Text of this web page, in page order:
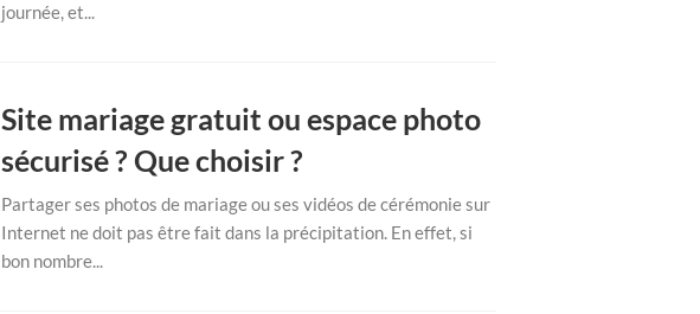
journée, et...
Site mariage gratuit ou espace photo
sécurisé ? Que choisir ?
Partager ses photos de mariage ou ses vidéos de cérémonie sur
Internet ne doit pas être fait dans la précipitation. En effet, si
bon nombre...